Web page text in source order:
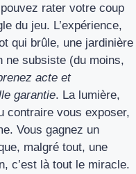
rater votre coup
du jeu. L’expérience,
qui brûle, une jardinière
ne subsiste (du moins,
acte et
garantie. La lumière,
contraire vous exposer,
Vous gagnez un
malgré tout, une
c’est là tout le miracle.